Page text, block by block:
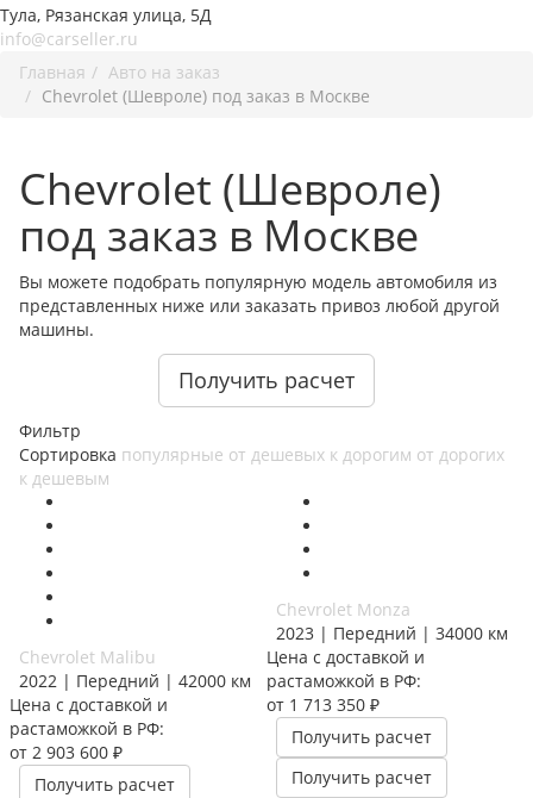
Тула, Рязанская улица, 5Д
info@carseller.ru
Главная
Авто на заказ
Chevrolet (Шевроле) под заказ в Москве
Chevrolet (Шевроле)
под заказ в Москве
Вы можете подобрать популярную модель автомобиля из
представленных ниже или заказать привоз любой другой
машины.
Получить расчет
Фильтр
Сортировка популярные от дешевых к дорогим от дорогих
к дешевым
Chevrolet Malibu
2022 | Передний | 42000 км
Цена с доставкой и
растаможкой в РФ:
от 2 903 600 ₽
Получить расчет
Chevrolet Monza
2023 | Передний | 34000 км
Цена с доставкой и
растаможкой в РФ:
от 1 713 350 ₽
Получить расчет
Получить расчет